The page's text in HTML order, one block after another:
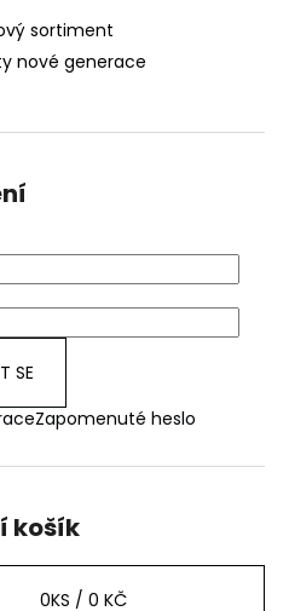
sortiment
nové generace
SE
Zapomenuté heslo
košík
0KS / 0 KČ
BF SS316 ATOMIZER 0,6OHM